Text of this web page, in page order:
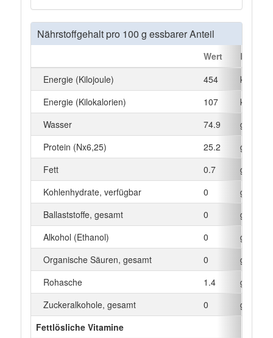
Nährstoffgehalt pro 100 g essbarer Anteil
Wert
Einheit
Energie (Kilojoule)
454
kJ
Energie (Kilokalorien)
107
kcal
Wasser
74.9
g
Protein (Nx6,25)
25.2
g
Fett
0.7
g
Kohlenhydrate, verfügbar
0
g
Ballaststoffe, gesamt
0
g
Alkohol (Ethanol)
0
g
Organische Säuren, gesamt
0
g
Rohasche
1.4
g
Zuckeralkohole, gesamt
0
g
Fettlösliche Vitamine